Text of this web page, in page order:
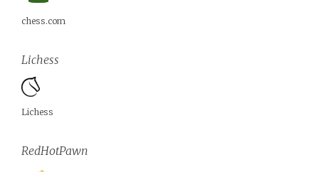
chess.com
Lichess
Lichess
RedHotPawn